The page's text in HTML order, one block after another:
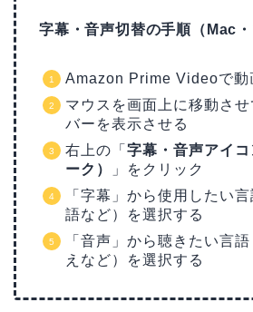
字幕・音声切替の手順（Mac・
Amazon Prime Videoで動
マウスを画面上に移動さ
バーを表示させる
右上の「 字幕・音声アイ
ーク）
」をクリック
「字幕」から使用したい
語など）を選択する
「音声」から聴きたい言
えなど）を選択する